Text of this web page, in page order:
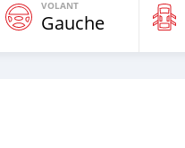
VOLANT
Gauche